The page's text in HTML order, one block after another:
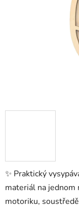
✨ Praktický
materiál na jednom
motoriku,